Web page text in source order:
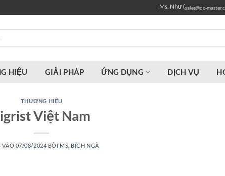
Ms. Như (sales@qc-
HIỆU GIẢI PHÁP ỨNG DỤNG DỊCH VỤ
THƯƠNG HIỆU
Việt Nam
VÀO 07/08/2024 BỞI MS. BÍCH NGÀ